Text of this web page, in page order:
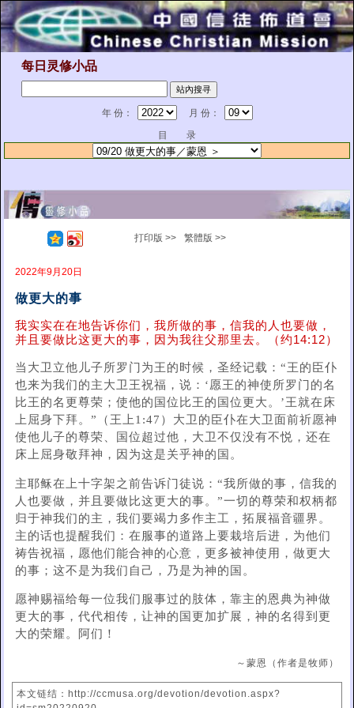
每日灵修小品
年 份：
月 份：
目 录
打印版 >> 繁體版 >>
2022年9月20日
做更大的事
我实实在在地告诉你们，我所做的事，信我的人也要做，
并且要做比这更大的事，因为我往父那里去。（约14:12）
当大卫立他儿子所罗门为王的时候，圣经记载：“王的臣仆
也来为我们的主大卫王祝福，说：‘愿王的神使所罗门的名
比王的名更尊荣；使他的国位比王的国位更大。’王就在床
上屈身下拜。”（王上1:47）大卫的臣仆在大卫面前祈愿神
使他儿子的尊荣、国位超过他，大卫不仅没有不悦，还在
床上屈身敬拜神，因为这是关乎神的国。
主耶稣在上十字架之前告诉门徒说：“我所做的事，信我的
人也要做，并且要做比这更大的事。”一切的尊荣和权柄都
归于神我们的主，我们要竭力多作主工，拓展福音疆界。
主的话也提醒我们：在服事的道路上要栽培后进，为他们
祷告祝福，愿他们能合神的心意，更多被神使用，做更大
的事；这不是为我们自己，乃是为神的国。
愿神赐福给每一位我们服事过的肢体，靠主的恩典为神做
更大的事，代代相传，让神的国更加扩展，神的名得到更
大的荣耀。阿们！
～蒙恩（作者是牧师）
本文链结：http://ccmusa.org/devotion/devotion.aspx?